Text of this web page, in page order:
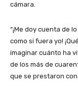
cámara.
“¡Me doy cuenta de
como si fuera yo!
imaginar cuánto ha
de los más de
que se prestaron